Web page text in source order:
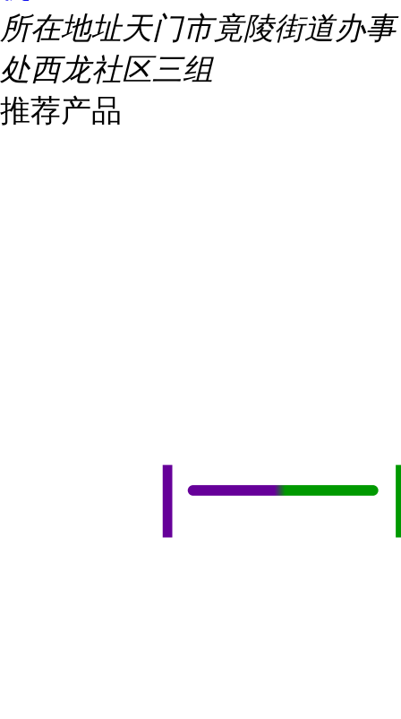
所在地址天门市竟陵街道办事
处西龙社区三组
推荐产品